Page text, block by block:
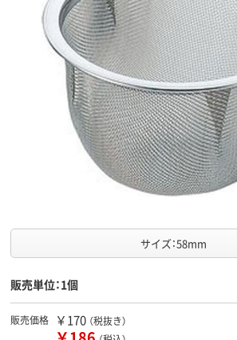
サイズ：58mm
販売単位：1個
販売価格 ￥170 （税抜き）